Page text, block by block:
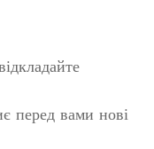
перед вами нові